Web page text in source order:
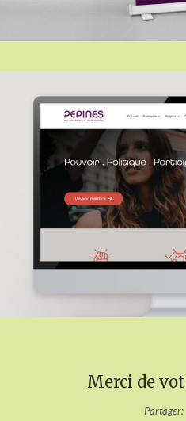
Merci de
Partager: